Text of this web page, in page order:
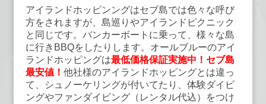
アイランドホッピンングはセブ島では色々な呼び
方をされますが、島巡りやアイランドピクニック
と同じです。バンカーボートに乗って、様々な島
に行きBBQをしたりします。オールブルーのアイ
ランドホッピングは最低価格保証実施中！セブ島
最安値！他社様のアイランドホッピングとは違っ
て、シュノーケリングが付いてたり、体験ダイビ
ングやファンダイビング（レンタル代込）をつけ